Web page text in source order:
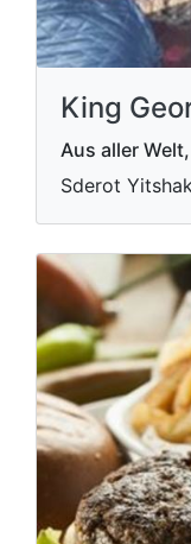
King
Aus aller
Sderot